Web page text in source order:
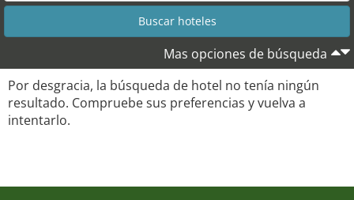
Mas opciones de búsqueda
Por desgracia, la búsqueda de hotel no tenía ningún
resultado. Compruebe sus preferencias y vuelva a
intentarlo.